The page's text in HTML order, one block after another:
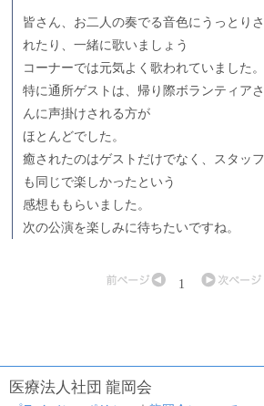
皆さん、お二人の奏でる音色にうっとりさ
れたり、一緒に歌いましょう
コーナーでは元気よく歌われていました。
特に通所ゲストは、帰り際ボランティアさ
んに声掛けされる方が
ほとんどでした。
癒されたのはゲストだけでなく、スタッフ
も同じで楽しかったという
感想ももらいました。
次の公演を楽しみに待ちたいですね。
1
医療法人社団 龍岡会